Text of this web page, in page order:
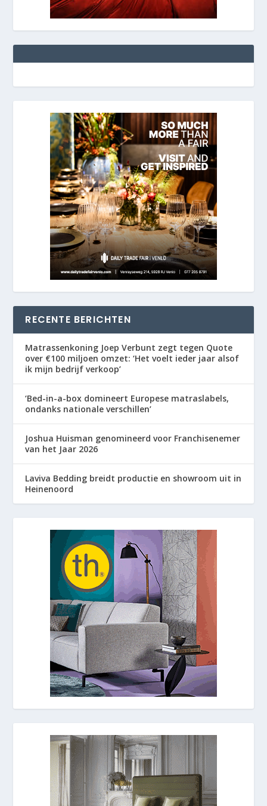
RECENTE BERICHTEN
Matrassenkoning Joep Verbunt zegt tegen Quote
over €100 miljoen omzet: ‘Het voelt ieder jaar alsof
ik mijn bedrijf verkoop’
‘Bed-in-a-box domineert Europese matraslabels,
ondanks nationale verschillen’
Joshua Huisman genomineerd voor Franchisenemer
van het Jaar 2026
Laviva Bedding breidt productie en showroom uit in
Heinenoord